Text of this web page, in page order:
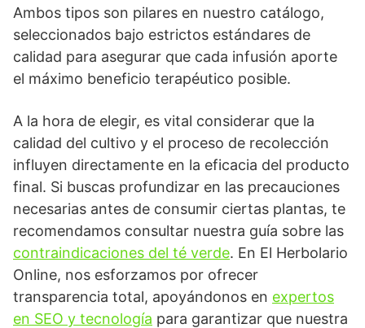
Ambos tipos son pilares en nuestro catálogo,
seleccionados bajo estrictos estándares de
calidad para asegurar que cada infusión aporte
el máximo beneficio terapéutico posible.
A la hora de elegir, es vital considerar que la
calidad del cultivo y el proceso de recolección
influyen directamente en la eficacia del producto
final. Si buscas profundizar en las precauciones
necesarias antes de consumir ciertas plantas, te
recomendamos consultar nuestra guía sobre las
contraindicaciones del té verde. En El Herbolario
Online, nos esforzamos por ofrecer
transparencia total, apoyándonos en expertos
en SEO y tecnología para garantizar que nuestra